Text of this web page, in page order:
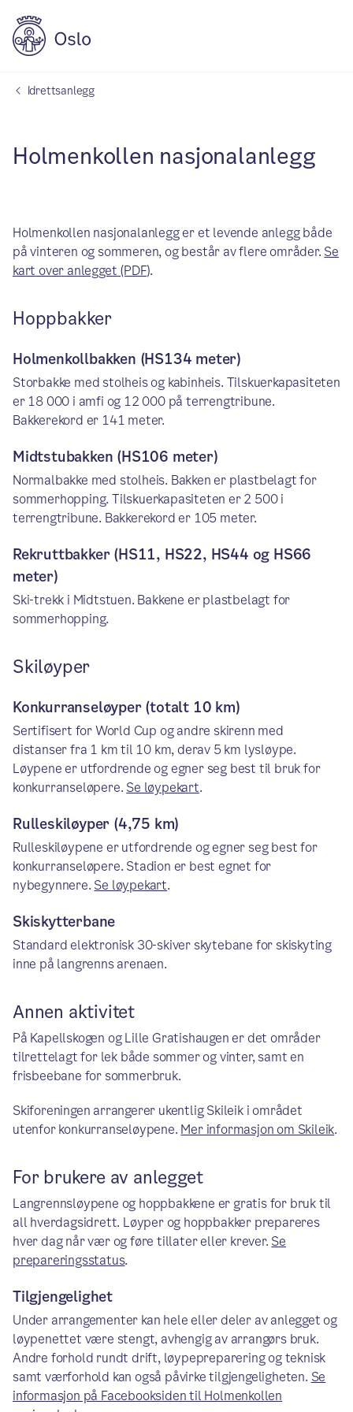
Idrettsanlegg
Holmenkollen nasjonalanlegg
Holmenkollen nasjonalanlegg er et levende anlegg både
på vinteren og sommeren, og består av flere områder. Se
kart over anlegget (PDF).
Hoppbakker
Holmenkollbakken (HS134 meter)
Storbakke med stolheis og kabinheis. Tilskuerkapasiteten
er 18 000 i amfi og 12 000 på terrengtribune.
Bakkerekord er 141 meter.
Midtstubakken (HS106 meter)
Normalbakke med stolheis. Bakken er plastbelagt for
sommerhopping. Tilskuerkapasiteten er 2 500 i
terrengtribune. Bakkerekord er 105 meter.
Rekruttbakker (HS11, HS22, HS44 og HS66
meter)
Ski-trekk i Midtstuen. Bakkene er plastbelagt for
sommerhopping.
Skiløyper
Konkurranseløyper (totalt 10 km)
Sertifisert for World Cup og andre skirenn med
distanser fra 1 km til 10 km, derav 5 km lysløype.
Løypene er utfordrende og egner seg best til bruk for
konkurranseløpere. Se løypekart.
Rulleskiløyper (4,75 km)
Rulleskiløypene er utfordrende og egner seg best for
konkurranseløpere. Stadion er best egnet for
nybegynnere. Se løypekart.
Skiskytterbane
Standard elektronisk 30-skiver skytebane for skiskyting
inne på langrenns arenaen.
Annen aktivitet
På Kapellskogen og Lille Gratishaugen er det områder
tilrettelagt for lek både sommer og vinter, samt en
frisbeebane for sommerbruk.
Skiforeningen arrangerer ukentlig Skileik i området
utenfor konkurranseløypene. Mer informasjon om Skileik.
For brukere av anlegget
Langrennsløypene og hoppbakkene er gratis for bruk til
all hverdagsidrett. Løyper og hoppbakker prepareres
hver dag når vær og føre tillater eller krever. Se
prepareringsstatus.
Tilgjengelighet
Under arrangementer kan hele eller deler av anlegget og
løypenettet være stengt, avhengig av arrangørs bruk.
Andre forhold rundt drift, løypepreparering og teknisk
samt værforhold kan også påvirke tilgjengeligheten. Se
informasjon på Facebooksiden til Holmenkollen